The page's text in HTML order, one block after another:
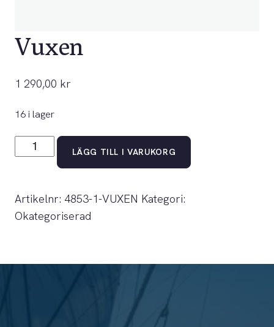
Vuxen
1 290,00 kr
16 i lager
Vuxen
mängd
LÄGG TILL I VARUKORG
Artikelnr: 4853-1-VUXEN Kategori:
Okategoriserad